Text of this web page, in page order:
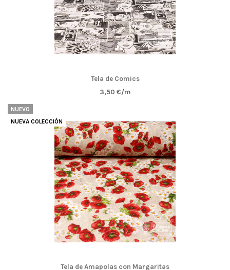
Tela de Comics
3,50 €/m
NUEVO
NUEVA COLECCIÓN
Tela de Amapolas con Margaritas